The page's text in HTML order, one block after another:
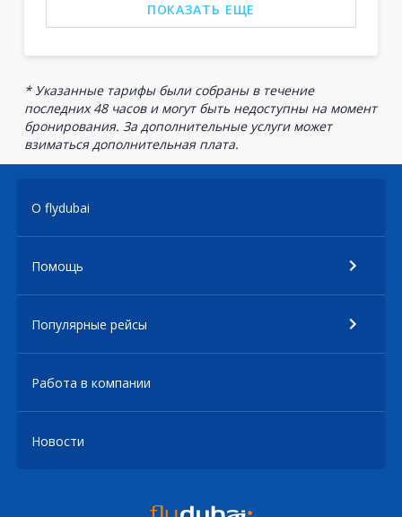
ПОКАЗАТЬ ЕЩЕ
* Указанные тарифы были собраны в течение
последних 48 часов и могут быть недоступны на момент
бронирования. За дополнительные услуги может
взиматься дополнительная плата.
О flydubai
Помощь
Популярные рейсы
Работа в компании
Новости